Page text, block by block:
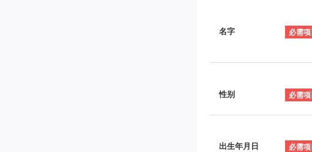
名字
性别
出生年月日